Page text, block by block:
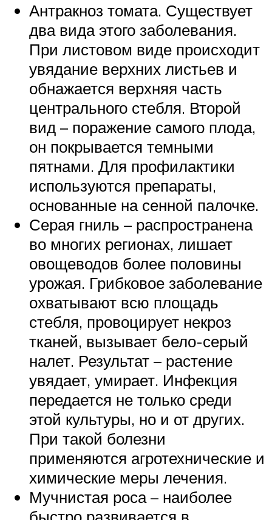
Антракноз томата. Существует
два вида этого заболевания.
При листовом виде происходит
увядание верхних листьев и
обнажается верхняя часть
центрального стебля. Второй
вид – поражение самого плода,
он покрывается темными
пятнами. Для профилактики
используются препараты,
основанные на сенной палочке.
Серая гниль – распространена
во многих регионах, лишает
овощеводов более половины
урожая. Грибковое заболевание
охватывают всю площадь
стебля, провоцирует некроз
тканей, вызывает бело-серый
налет. Результат – растение
увядает, умирает. Инфекция
передается не только среди
этой культуры, но и от других.
При такой болезни
применяются агротехнические и
химические меры лечения.
Мучнистая роса – наиболее